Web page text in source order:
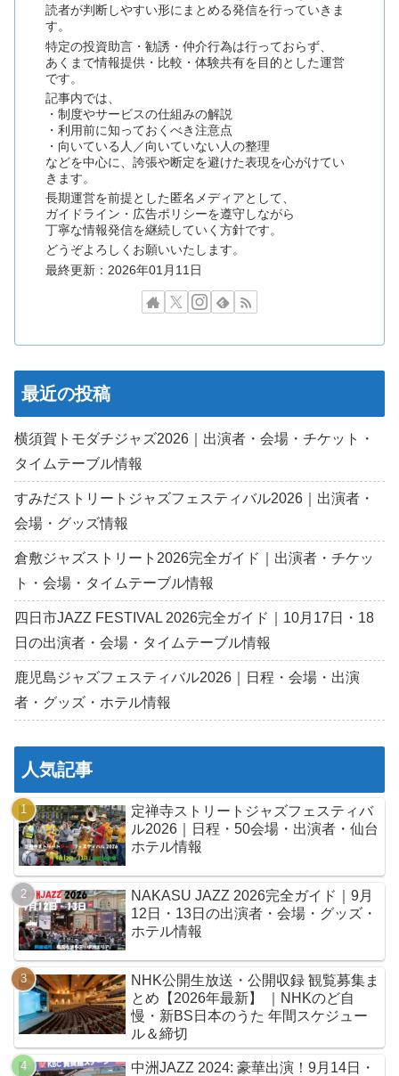
読者が判断しやすい形にまとめる発信を行っていきま
す。
特定の投資助言・勧誘・仲介行為は行っておらず、
あくまで情報提供・比較・体験共有を目的とした運営
です。
記事内では、
・制度やサービスの仕組みの解説
・利用前に知っておくべき注意点
・向いている人／向いていない人の整理
などを中心に、誇張や断定を避けた表現を心がけてい
きます。
長期運営を前提とした匿名メディアとして、
ガイドライン・広告ポリシーを遵守しながら
丁寧な情報発信を継続していく方針です。
どうぞよろしくお願いいたします。
最終更新：2026年01月11日
最近の投稿
横須賀トモダチジャズ2026｜出演者・会場・チケット・
タイムテーブル情報
すみだストリートジャズフェスティバル2026｜出演者・
会場・グッズ情報
倉敷ジャズストリート2026完全ガイド｜出演者・チケッ
ト・会場・タイムテーブル情報
四日市JAZZ FESTIVAL 2026完全ガイド｜10月17日・18
日の出演者・会場・タイムテーブル情報
鹿児島ジャズフェスティバル2026｜日程・会場・出演
者・グッズ・ホテル情報
人気記事
定禅寺ストリートジャズフェスティバ
ル2026｜日程・50会場・出演者・仙台
ホテル情報
NAKASU JAZZ 2026完全ガイド｜9月
12日・13日の出演者・会場・グッズ・
ホテル情報
NHK公開生放送・公開収録 観覧募集ま
とめ【2026年最新】 ｜NHKのど自
慢・新BS日本のうた 年間スケジュー
ル＆締切
中洲JAZZ 2024: 豪華出演！9月14日・